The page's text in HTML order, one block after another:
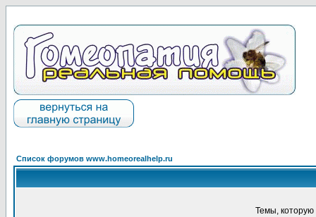
Список форумов www.homeorealhelp.ru
Темы, которую